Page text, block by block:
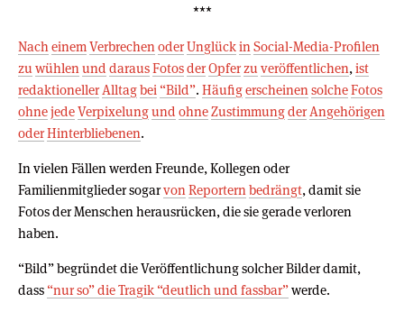
***
Nach einemVerbrechen oderUnglückin Social-Media-Profilen
zu wühlen und darausFotosderOpfer zu veröffentlichen, ist
redaktioneller Alltagbei “Bild”. Häufigerscheinen solcheFotos
ohnejedeVerpixelungund ohneZustimmungder Angehörigen
oderHinterbliebenen.
In vielen Fällen werden Freunde, Kollegen oder
Familienmitglieder sogarvon Reportern bedrängt, damit sie
Fotos der Menschen herausrücken, die sie gerade verloren
haben.
“Bild” begründet die Veröffentlichung solcher Bilder damit,
dass “nur so” die Tragik “deutlich und fassbar”werde.